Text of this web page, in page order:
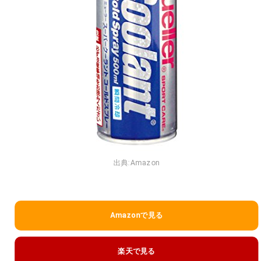
出典:Amazon
Amazonで見る
楽天で見る